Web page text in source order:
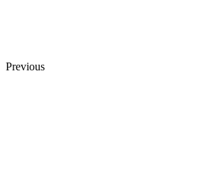
Previous